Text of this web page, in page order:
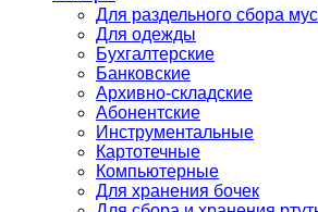
Для раздельного сбора
Для одежды
Бухгалтерские
Банковские
Архивно-складские
Абонентские
Инструментальные
Картотечные
Компьютерные
Для хранения бочек